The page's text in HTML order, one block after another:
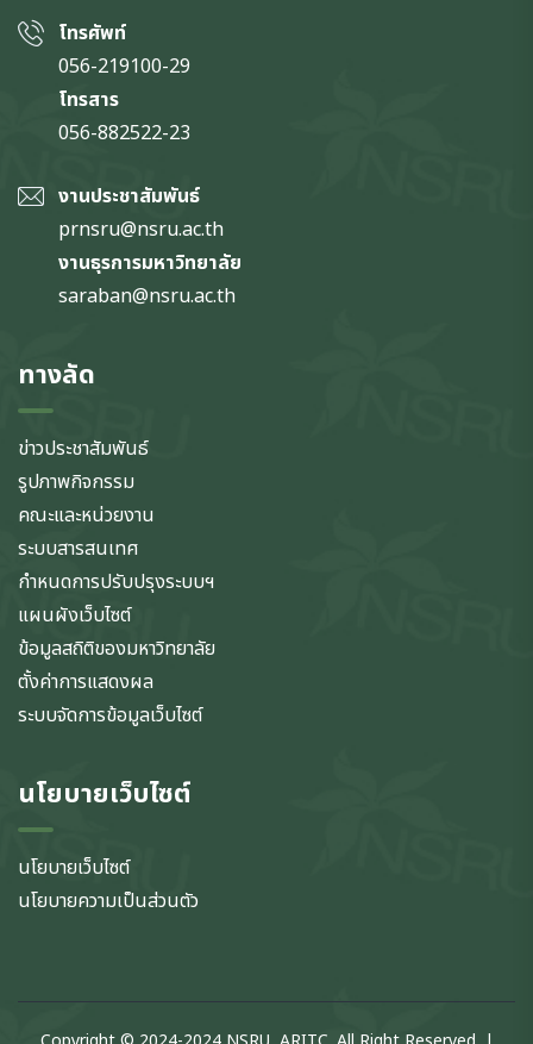
โทรศัพท์
056-219100-29
โทรสาร
056-882522-23
งานประชาสัมพันธ์
prnsru@nsru.ac.th
งานธุรการมหาวิทยาลัย
saraban@nsru.ac.th
ทางลัด
ข่าวประชาสัมพันธ์
รูปภาพกิจกรรม
คณะและหน่วยงาน
ระบบสารสนเทศ
กำหนดการปรับปรุงระบบฯ
แผนผังเว็บไซต์
ข้อมูลสถิติของมหาวิทยาลัย
ตั้งค่าการแสดงผล
ระบบจัดการข้อมูลเว็บไซต์
นโยบายเว็บไซต์
นโยบายเว็บไซต์
นโยบายความเป็นส่วนตัว